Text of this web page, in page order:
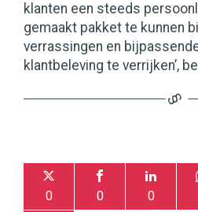
klanten een steeds
gemaakt pakket te kunnen
verrassingen en
klantbeleving te verrijken’,
0 0 0